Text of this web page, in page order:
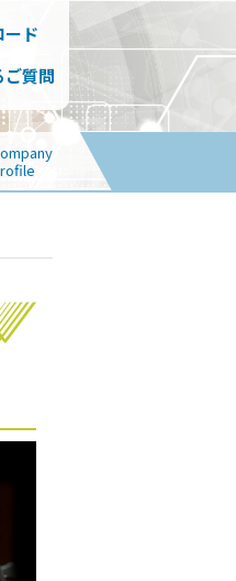
ード
ご質問